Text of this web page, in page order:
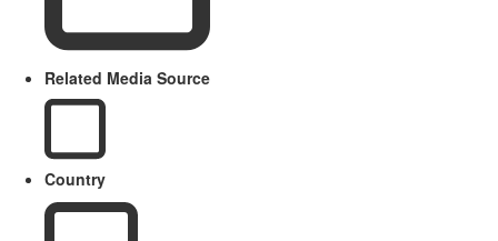
Related Media Source
Country